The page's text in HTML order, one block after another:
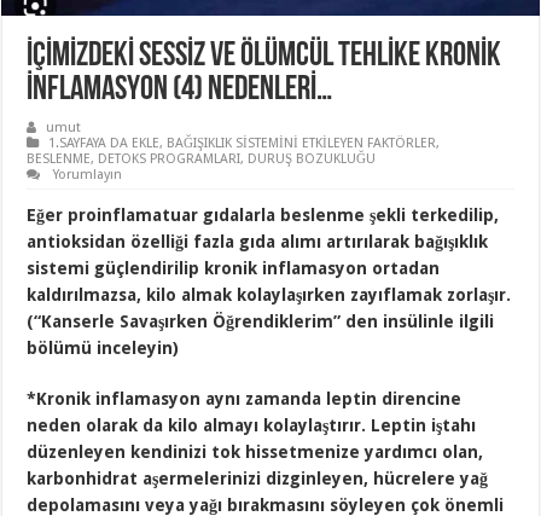
İÇİMİZDEKİ SESSİZ VE ÖLÜMCÜL TEHLİKE KRONİK
İNFLAMASYON (4) NEDENLERİ…
umut
1.SAYFAYA DA EKLE, BAĞIŞIKLIK SİSTEMİNİ ETKİLEYEN FAKTÖRLER,
BESLENME, DETOKS PROGRAMLARI, DURUŞ BOZUKLUĞU
Yorumlayın
Eğer proinflamatuar gıdalarla beslenme şekli terkedilip,
antioksidan özelliği fazla gıda alımı artırılarak bağışıklık
sistemi güçlendirilip kronik inflamasyon ortadan
kaldırılmazsa, kilo almak kolaylaşırken zayıflamak zorlaşır.
(“Kanserle Savaşırken Öğrendiklerim” den insülinle ilgili
bölümü inceleyin)
*Kronik inflamasyon aynı zamanda leptin direncine
neden olarak da kilo almayı kolaylaştırır. Leptin iştahı
düzenleyen kendinizi tok hissetmenize yardımcı olan,
karbonhidrat aşermelerinizi dizginleyen, hücrelere yağ
depolamasını veya yağı bırakmasını söyleyen çok önemli